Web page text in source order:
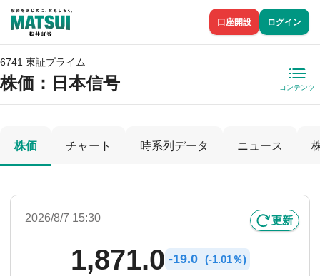
口座開設 ログイン
6741 東証プライム
株価 ：日本信号 コンテンツ
株価 チャート 時系列データ ニュース
2026/8/7 15:30 更新
1,871.0 -19.0 (-1.01％)